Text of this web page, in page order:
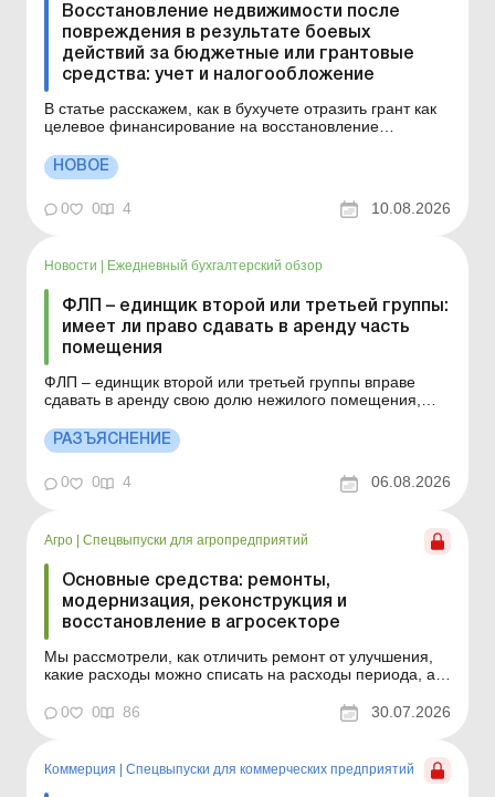
Восстановление недвижимости после
повреждения в результате боевых
действий за бюджетные или грантовые
средства: учет и налогообложение
В статье расскажем, как в бухучете отразить грант как
целевое финансирование на восстановление
имущества, в какой момент отражать доход от такого
финансирования и что делать с расходами на
восстановление – включать в расходы периода или
капитализиро...
НОВОЕ
0 0 4 10.08.2026
Новости Ежедневный бухгалтерский обзор
ФЛП – единщик второй или третьей группы:
имеет ли право сдавать в аренду часть
помещения
ФЛП – единщик второй или третьей группы вправе
сдавать в аренду свою долю нежилого помещения,
совместной собственности с разделением на доли,
каждая из которых до 900 м2, а общая площадь такого
нежилого помещения превышает 900 м2. Детальнее...
РАЗЪЯСНЕНИЕ
0 0 4 06.08.2026
Агро | Спецвыпуски для агропредприятий
Основные средства: ремонты,
модернизация, реконструкция и
восстановление в агросекторе
Мы рассмотрели, как отличить ремонт от улучшения,
какие расходы можно списать на расходы периода, а
первичные документы и как действовать в отдельных
практических ситуациях – от техобслуживания
арендованно...
0 0 86 30.07.2026
Коммерция | Спецвыпуски для коммерческих предприятий